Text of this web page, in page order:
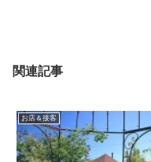
関連記事
お店＆接客